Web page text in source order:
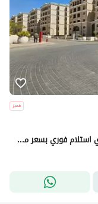
دوبلكس 265متر +رووف 80م لوكيشن مميز بحري استلام فوري بسعر مميز في كمبوند لافينير المستقبل سيتي بجوار مدينتي هاب تاون حسن علام Lavenir Mostakbal City